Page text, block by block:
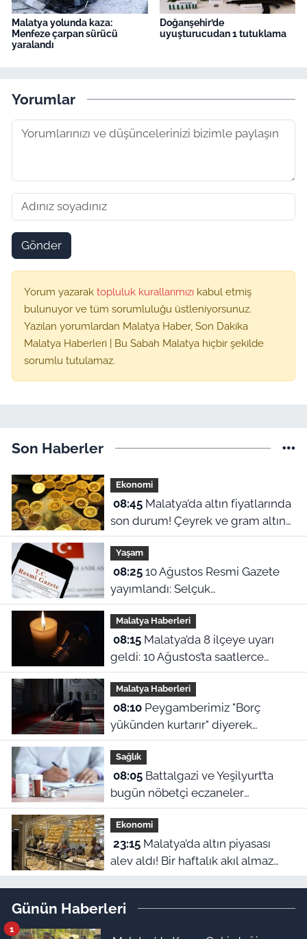
Malatya yolunda kaza:
Menfeze çarpan sürücü
yaralandı
Doğanşehir’de
uyuşturucudan 1 tutuklama
Yorumlar
Gönder
Yorum yazarak topluluk kurallarımızı kabul etmiş
bulunuyor ve tüm sorumluluğu üstleniyorsunuz.
Yazılan yorumlardan Malatya Haber, Son Dakika
Malatya Haberleri | Bu Sabah Malatya hiçbir şekilde
sorumlu tutulamaz.
Son Haberler
Ekonomi
08:45Malatya’da altın fiyatlarında
son durum! Çeyrek ve gram altın
kaç TL Oldu? (10 Ağustos güncel
fiyatlar)
Yaşam
08:2510 Ağustos Resmi Gazete
yayımlandı: Selçuk
Üniversitesi'nde çok sayıda
yönetmelik kaldırıldı!
Malatya Haberleri
08:15Malatya’da 8 ilçeye uyarı
geldi: 10 Ağustos’ta saatlerce
elektrik verilmeyecek!
Malatya Haberleri
08:10Peygamberimiz "Borç
yükünden kurtarır" diyerek
öğretmişti! İşte rızık duası ve 10
Ağustos Malatya ezan vakitleri
Sağlık
08:05Battalgazi ve Yeşilyurt’ta
bugün nöbetçi eczaneler
hangileri? 10 Ağustos ilçe ilçe tam
liste
Ekonomi
23:15Malatya’da altın piyasası
alev aldı! Bir haftalık akıl almaz
fiyat farklılıkları belli oldu
Günün Haberleri
1